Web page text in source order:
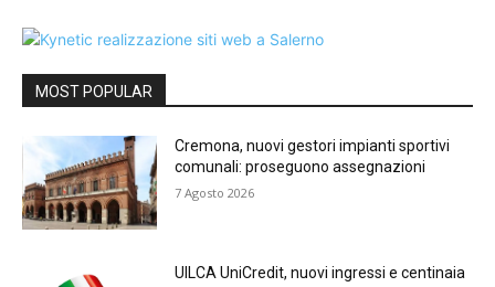
MOST POPULAR
Cremona, nuovi gestori impianti sportivi
comunali: proseguono assegnazioni
7 Agosto 2026
UILCA UniCredit, nuovi ingressi e centinaia